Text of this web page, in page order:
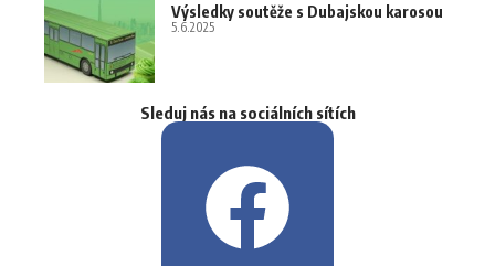
Výsledky soutěže s Dubajskou karosou
5.6.2025
Sleduj nás na sociálních sítích